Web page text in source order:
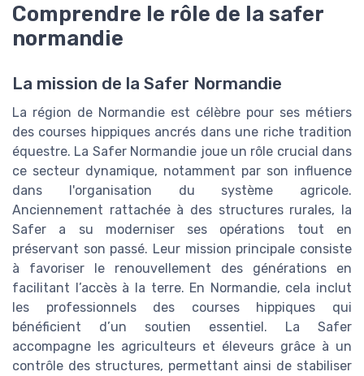
Comprendre le rôle de la safer
normandie
La mission de la Safer Normandie
La région de Normandie est célèbre pour ses métiers
des courses hippiques ancrés dans une riche tradition
équestre. La Safer Normandie joue un rôle crucial dans
ce secteur dynamique, notamment par son influence
dans l'organisation du système agricole.
Anciennement rattachée à des structures rurales, la
Safer a su moderniser ses opérations tout en
préservant son passé. Leur mission principale consiste
à favoriser le renouvellement des générations en
facilitant l’accès à la terre. En Normandie, cela inclut
les professionnels des courses hippiques qui
bénéficient d’un soutien essentiel. La Safer
accompagne les agriculteurs et éleveurs grâce à un
contrôle des structures, permettant ainsi de stabiliser